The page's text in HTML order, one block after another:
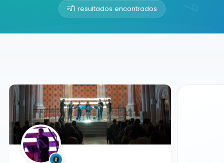
1 resultados encontrados
Buscador de músicos